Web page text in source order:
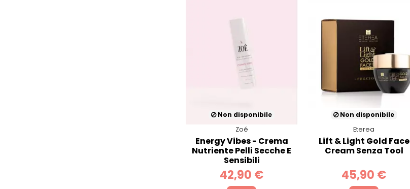
Non disponibile
Zoé
Energy Vibes - Crema
Nutriente Pelli Secche E
Sensibili
42,90 €
Non disponibile
Eterea
Lift & Light Gold Face
Cream Senza Tool
45,90 €